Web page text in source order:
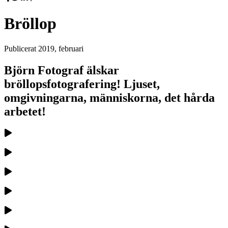
Bröllop
Publicerat 2019, februari
Björn Fotograf älskar
bröllopsfotografering! Ljuset,
omgivningarna, människorna, det hårda
arbetet!